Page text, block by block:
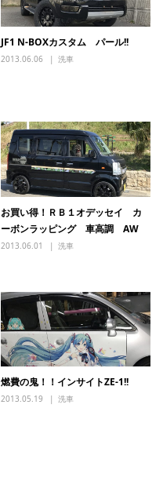
JF1 N-BOXカスタム パール!!
2013.06.06 洗車
お買い得！ＲＢ１オデッセイ カ
ーボンラッピング 車高調 AW
2013.06.01 洗車
燃費の鬼！！インサイトZE-1!!
2013.05.19 洗車